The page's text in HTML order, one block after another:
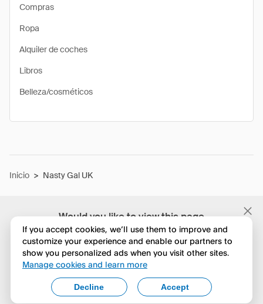
Would you like to view this page
in English?
No, seguir navegando
Yes, change to English
Compras
Ropa
Alquiler de coches
Libros
Belleza/cosméticos
Inicio > Nasty Gal UK
If you accept cookies, we’ll use them to improve and
customize your experience and enable our partners to
show you personalized ads when you visit other sites.
Manage cookies and learn more
Accept
Decline